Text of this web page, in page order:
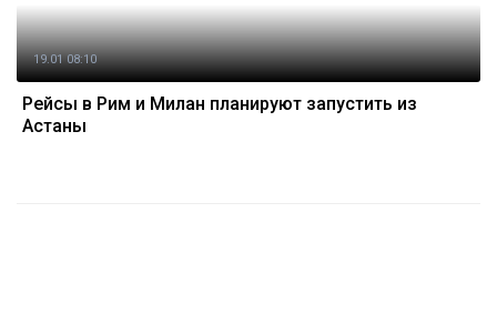
19.01 08:10
Рейсы в Рим и Милан планируют запустить из
Астаны